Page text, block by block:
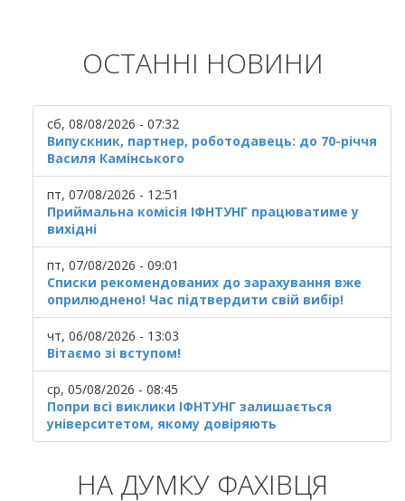
ОСТАННІ НОВИНИ
сб, 08/08/2026 - 07:32
Випускник, партнер, роботодавець: до 70-річчя
Василя Камінського
пт, 07/08/2026 - 12:51
Приймальна комісія ІФНТУНГ працюватиме у
вихідні
пт, 07/08/2026 - 09:01
Списки рекомендованих до зарахування вже
оприлюднено! Час підтвердити свій вибір!
чт, 06/08/2026 - 13:03
Вітаємо зі вступом!
ср, 05/08/2026 - 08:45
Попри всі виклики ІФНТУНГ залишається
університетом, якому довіряють
НА ДУМКУ ФАХІВЦЯ